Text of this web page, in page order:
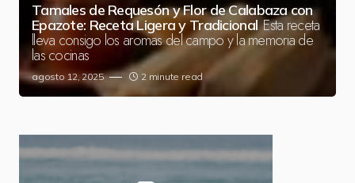
Tamales de Requesón y Flor de Calabaza con
Epazote: Receta Ligera y Tradicional Esta receta
lleva consigo los aromas del campo y la memoria de
las cocinas
agosto 12, 2025 2 minute read